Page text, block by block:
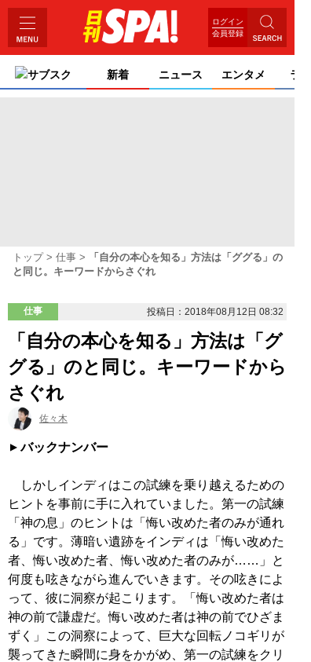
ログイン
会員登録
サブスク 新着 ニュース エンタメ ライ
トップ 仕事
「自分の本心を知る」方法は「ググる」の
と同じ。キーワードからさぐれ
仕事 投稿日：2018年08月12日 08:32
「自分の本心を知る」方法は「グ
グる」のと同じ。キーワードから
さぐれ
佐々木
バックナンバー
しかしインディはこの試練を乗り越えるための
ヒントを事前に手に入れていました。第一の試練
「神の息」のヒントは「悔い改めた者のみが通れ
る」です。薄暗い遺跡をインディは「悔い改めた
者、悔い改めた者、悔い改めた者のみが……」と
何度も呟きながら進んでいきます。その呟きによ
って、彼に洞察が起こります。「悔い改めた者は
神の前で謙虚だ。悔い改めた者は神の前でひざま
ずく」この洞察によって、巨大な回転ノコギリが
襲ってきた瞬間に身をかがめ、第一の試練をクリ